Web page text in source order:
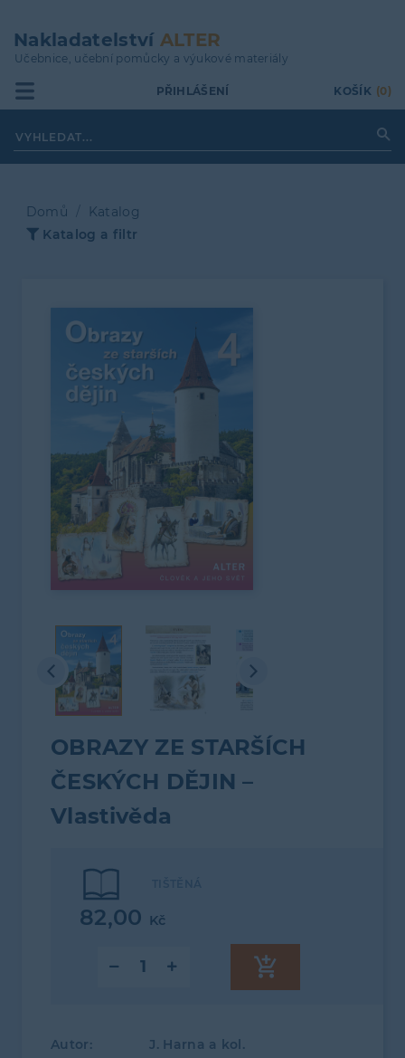
hlavnímu
obsahu
Nakladatelství ALTER
Učebnice, učební pomůcky a výukové materiály
PŘIHLÁŠENÍ KOŠÍK (0)
Drobečková
Domů
Katalog
Katalog a filtr
OBRAZY ZE STARŠÍCH
ČESKÝCH DĚJIN –
Vlastivěda
82,00 Kč
Autor:
J. Harna a kol.